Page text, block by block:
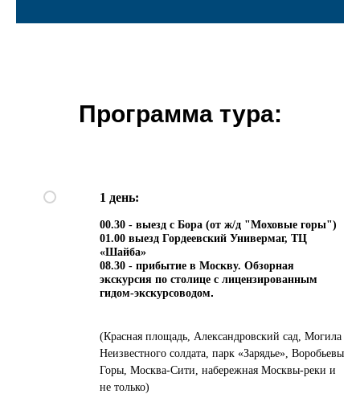
Программа тура:
1 день:
00.30 - выезд с Бора (от ж/д "Моховые горы")
01.00 выезд Гордеевский Универмаг, ТЦ
«Шайба»
08.30 - прибытие в Москву. Обзорная
экскурсия по столице с лицензированным
гидом-экскурсоводом.
(Красная площадь, Александровский сад, Могила
Неизвестного солдата, парк «Зарядье», Воробьевы
Горы, Москва-Сити, набережная Москвы-реки и
не только)